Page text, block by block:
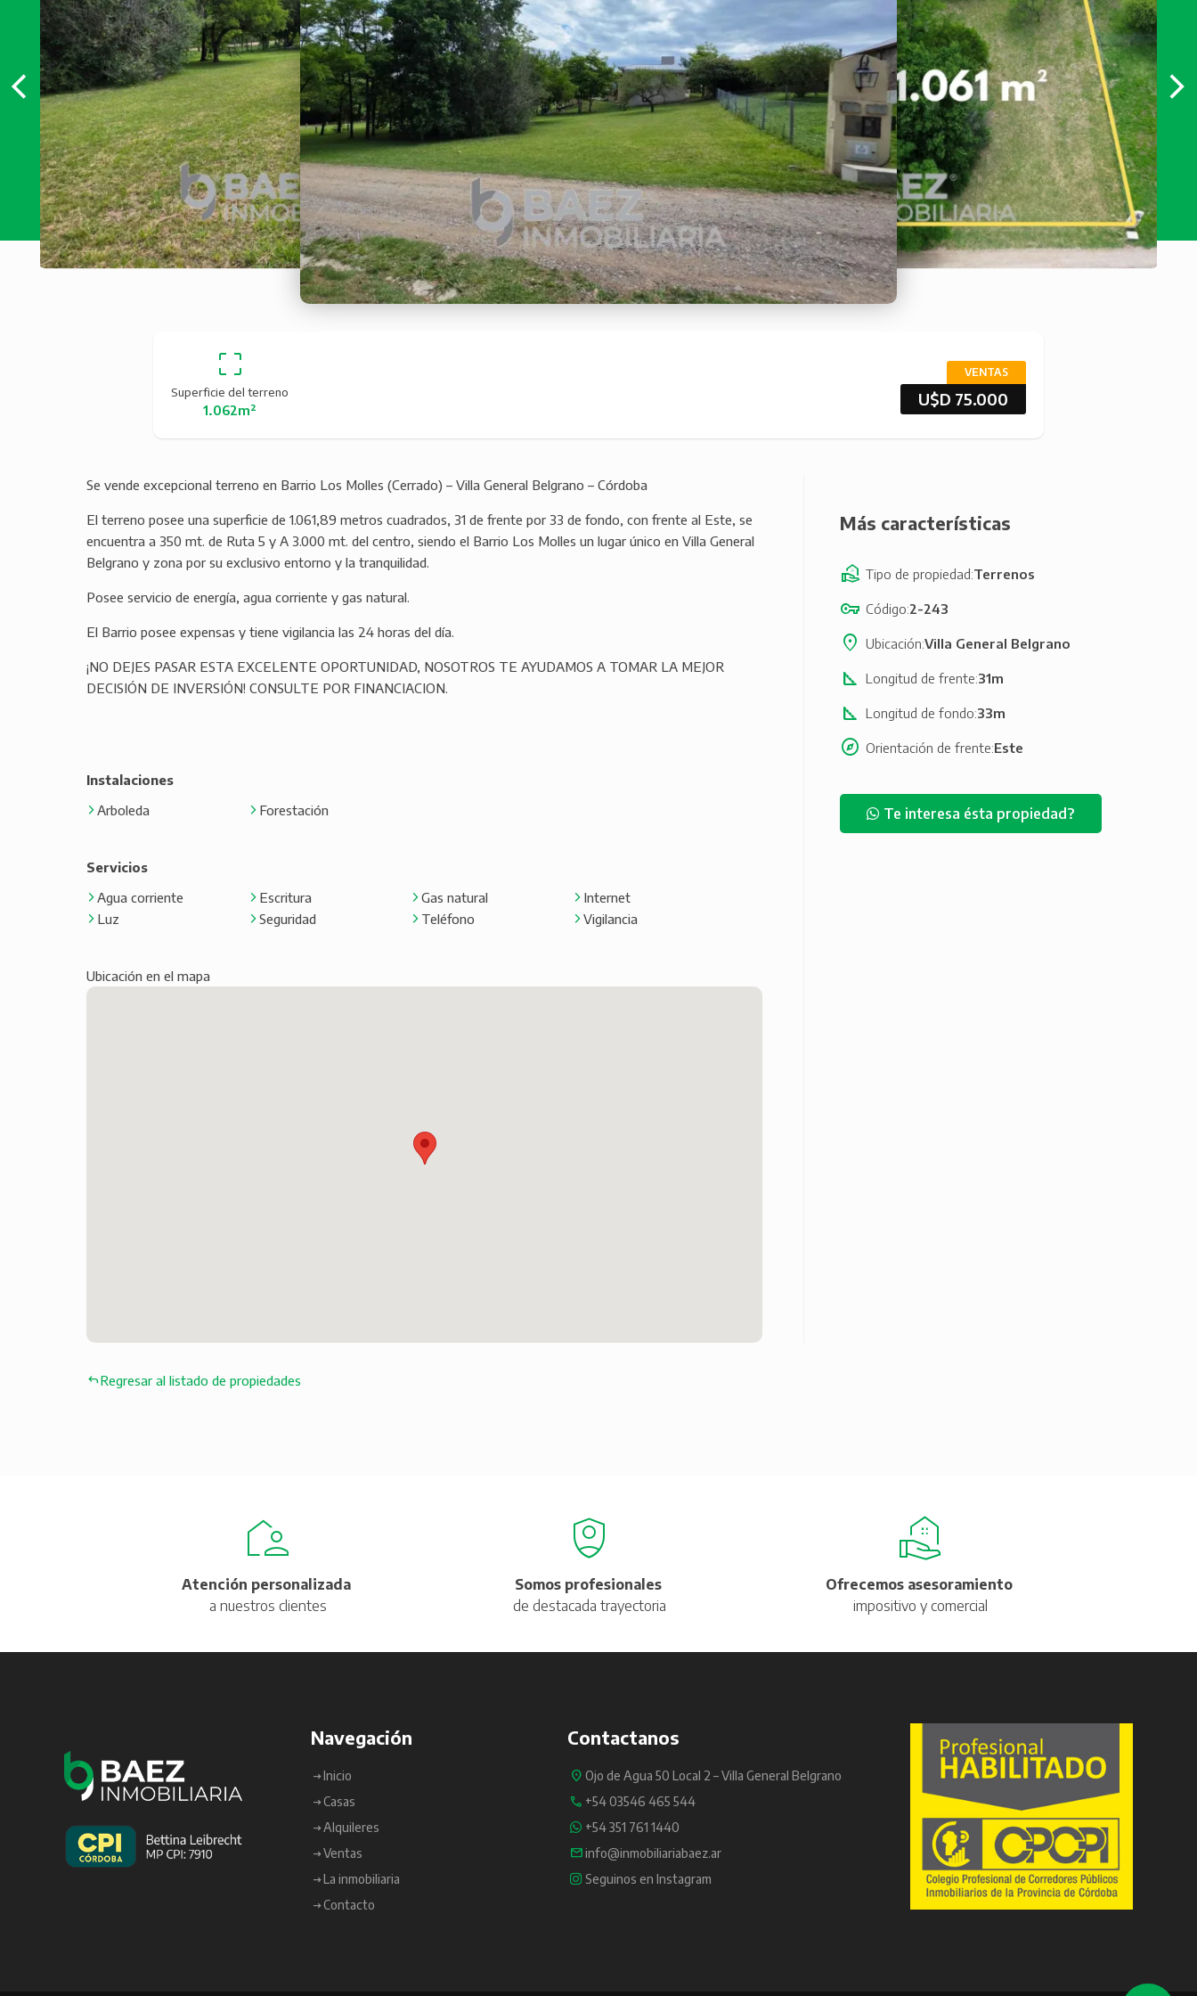
Superficie del terreno
1.062m²
VENTAS
U$D 75.000
Se vende excepcional terreno en Barrio Los Molles (Cerrado) – Villa General Belgrano – Córdoba
El terreno posee una superficie de 1.061,89 metros cuadrados, 31 de frente por 33 de fondo, con frente al Este, se
encuentra a 350 mt. de Ruta 5 y A 3.000 mt. del centro, siendo el Barrio Los Molles un lugar único en Villa General
Belgrano y zona por su exclusivo entorno y la tranquilidad.
Posee servicio de energía, agua corriente y gas natural.
El Barrio posee expensas y tiene vigilancia las 24 horas del día.
¡NO DEJES PASAR ESTA EXCELENTE OPORTUNIDAD, NOSOTROS TE AYUDAMOS A TOMAR LA MEJOR
DECISIÓN DE INVERSIÓN! CONSULTE POR FINANCIACION.
Instalaciones
Arboleda
Forestación
Servicios
Agua corriente
Escritura Gas natural
Internet
Luz
Seguridad Teléfono Vigilancia
Ubicación en el mapa
Más características
Tipo de propiedad Terrenos
Código 2-243
Ubicación Villa General Belgrano
Longitud de frente 31m
Longitud de fondo 33m
Orientación de frente Este
Te interesa ésta propiedad?
Regresar al listado de propiedades
Atención personalizada
a nuestros clientes
Somos profesionales
de destacada trayectoria
Ofrecemos asesoramiento
impositivo y comercial
Navegación
Inicio
Casas
Alquileres
Ventas
La inmobiliaria
Contacto
Contactanos
Ojo de Agua 50 Local 2 – Villa General Belgrano
+54 03546 465 544
+54 351 761 1440
info@inmobiliariabaez.ar
Seguinos en Instagram